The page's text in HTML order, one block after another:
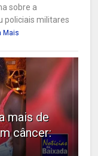
sobre a
policiais militares
Mais
mais de
câncer: